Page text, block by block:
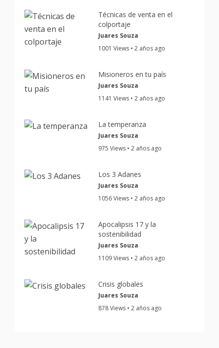
Técnicas de venta en el
colportaje
Juares Souza
1001 Views • 2 años ago
Misioneros en tu país
Juares Souza
1141 Views • 2 años ago
La temperanza
Juares Souza
975 Views • 2 años ago
Los 3 Adanes
Juares Souza
1056 Views • 2 años ago
Apocalipsis 17 y la
sostenibilidad
Juares Souza
1109 Views • 2 años ago
Crisis globales
Juares Souza
878 Views • 2 años ago